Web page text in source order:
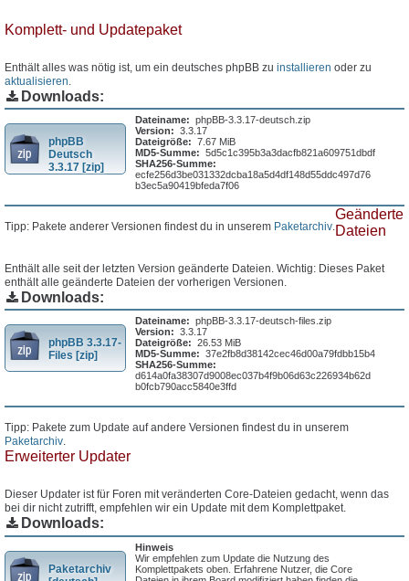
Komplett- und Updatepaket
Enthält alles was nötig ist, um ein deutsches phpBB zu installieren oder zu
aktualisieren.
Downloads:
phpBB
Deutsch
3.3.17 [zip]
Dateiname: phpBB-3.3.17-deutsch.zip
Version: 3.3.17
Dateigröße: 7.67 MiB
MD5-Summe: 5d5c1c395b3a3dacfb821a609751dbdf
SHA256-Summe:
ecfe256d3be031332dcba18a5d4df148d55ddc497d76
b3ec5a90419bfeda7f06
Tipp: Pakete anderer Versionen findest du in unserem Paketarchiv.
Geänderte
Dateien
Enthält alle seit der letzten Version geänderte Dateien. Wichtig: Dieses Paket
enthält alle geänderte Dateien der vorherigen Versionen.
Downloads:
phpBB 3.3.17-
Files [zip]
Dateiname: phpBB-3.3.17-deutsch-files.zip
Version: 3.3.17
Dateigröße: 26.53 MiB
MD5-Summe: 37e2fb8d38142cec46d00a79fdbb15b4
SHA256-Summe:
d614a0fa38307d9008ec037b4f9b06d63c226934b62d
b0fcb790acc5840e3ffd
Tipp: Pakete zum Update auf andere Versionen findest du in unserem
Paketarchiv.
Erweiterter Updater
Dieser Updater ist für Foren mit veränderten Core-Dateien gedacht, wenn das
bei dir nicht zutrifft, empfehlen wir ein Update mit dem Komplettpaket.
Downloads:
Paketarchiv
Hinweis
Wir empfehlen zum Update die Nutzung des
Komplettpakets oben. Erfahrene Nutzer, die Core